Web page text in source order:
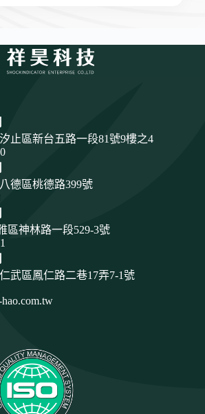
止區新台五路一段81號9樓之4
德區桃德路399號
區神林路一段529-3號
武區鳳仁路二巷17弄7-1號